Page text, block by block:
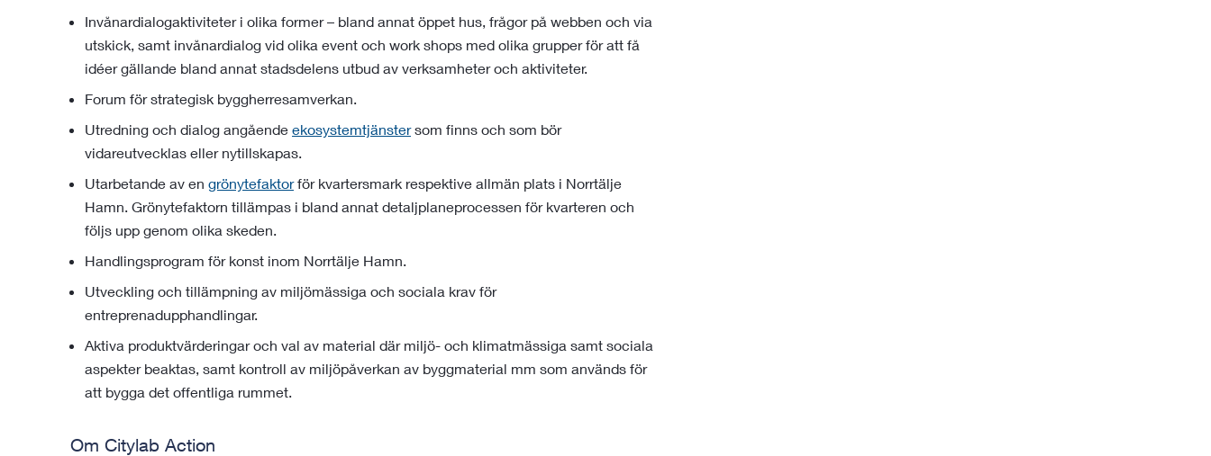
Invånardialogaktiviteter i olika former – bland annat öppet hus, frågor på webben och via
utskick, samt invånardialog vid olika event och work shops med olika grupper för att få
idéer gällande bland annat stadsdelens utbud av verksamheter och aktiviteter.
Forum för strategisk byggherresamverkan.
Utredning och dialog angående ekosystemtjänstersom finns och som bör
vidareutvecklas eller nytillskapas.
Utarbetande av en grönytefaktorför kvartersmark respektive allmän plats i Norrtälje
Hamn. Grönytefaktorn tillämpas i bland annat detaljplaneprocessen för kvarteren och
följs upp genom olika skeden.
Handlingsprogram för konst inom Norrtälje Hamn.
Utveckling och tillämpning av miljömässiga och sociala krav för
entreprenadupphandlingar.
Aktiva produktvärderingar och val av material där miljö- och klimatmässiga samt sociala
aspekter beaktas, samt kontroll av miljöpåverkan av byggmaterial mm som används för
att bygga det offentliga rummet.
Om Citylab Action